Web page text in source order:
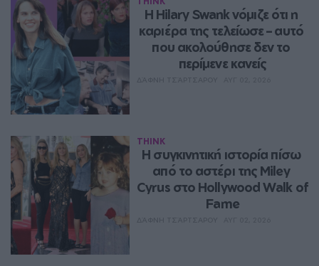
Η Hilary Swank νόμιζε ότι η
καριέρα της τελείωσε – αυτό
που ακολούθησε δεν το
περίμενε κανείς
THINK
Η συγκινητική ιστορία πίσω
από το αστέρι της Miley
Cyrus στο Hollywood Walk of
Fame